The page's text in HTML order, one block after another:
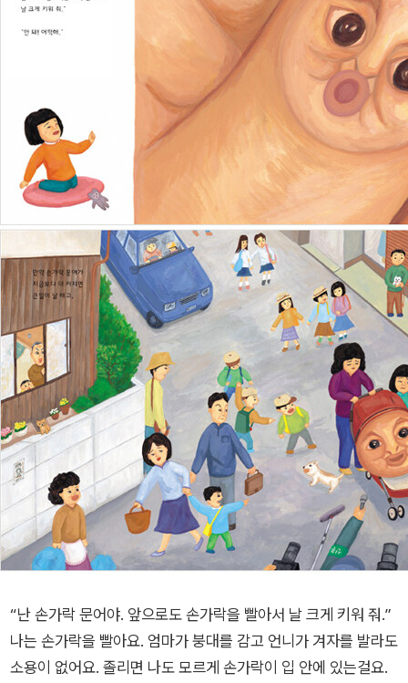
“난 손가락 문어야. 앞으로도 손가락을 빨아서 날 크게 키워 줘.”
나는 손가락을 빨아요. 엄마가 붕대를 감고 언니가 겨자를 발라도
소용이 없어요. 졸리면 나도 모르게 손가락이 입 안에 있는걸요.